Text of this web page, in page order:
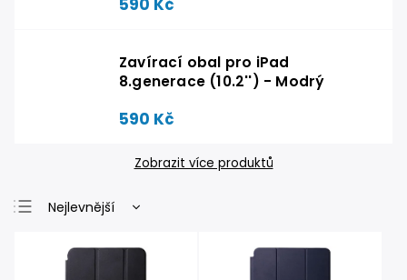
590 Kč
Zavírací obal pro iPad
8.generace (10.2'') - Modrý
590 Kč
Zobrazit více produktů
Nejlevnější
Nejprodávanější